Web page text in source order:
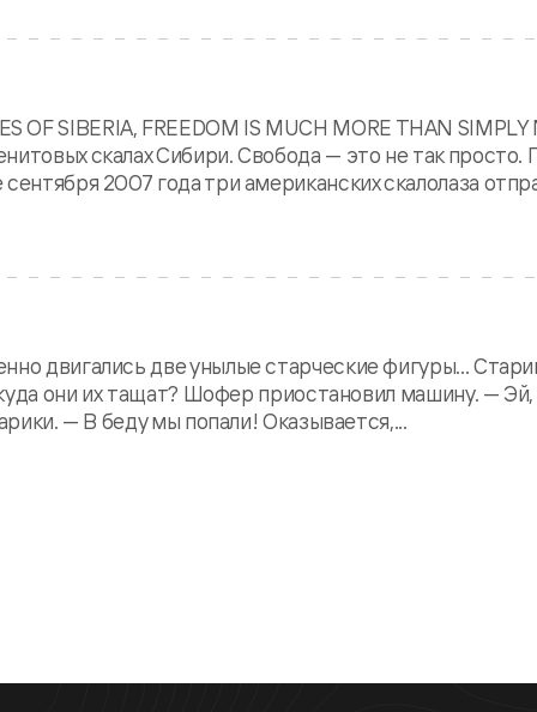
OF SIBERIA, FREEDOM IS MUCH MORE THAN
скалах Сибири. Свобода — это не так
2007 года три американских скалолаза
двигались две унылые старческие фигуры...
они их тащат? Шофер приостановил машину. —
— В беду мы попали! Оказывается,...